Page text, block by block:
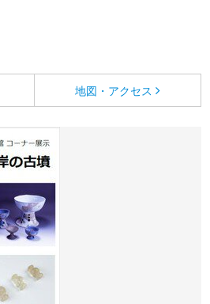
地図・アクセス